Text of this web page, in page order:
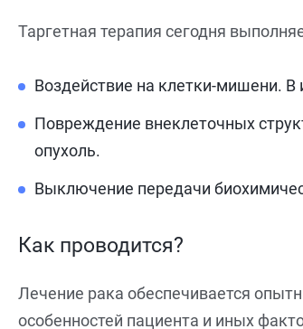
Таргетная терапия сегодня
Воздействие на клетки-мишени.
Повреждение внеклеточных
опухоль.
Выключение передачи
Как проводится?
Лечение рака обеспечивается
особенностей пациента и иных